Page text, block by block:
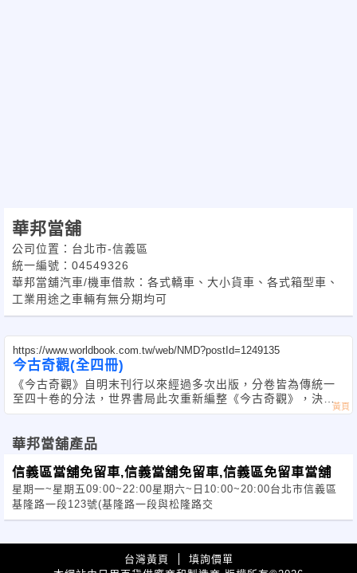
華邦當舖
公司位置：台北市-信義區
統一編號：04549326
華邦當舖汽車/機車借款：各式轎車、大小貨車、各式箱型車、
工業用途之車輛有無分期均可
https://www.worldbook.com.tw/web/NMD?postId=1249135
今古奇觀(全四冊)
《今古奇觀》自明末刊行以來經過多次出版，分卷皆為傳統一
至四十卷的分法，世界書局此次重新編整《今古奇觀》，決定
突破傳統分卷
華邦當舖產品
信義區當舖免留車,信義當舖免留車,信義區免留車當舖
星期一~星期五09:00~22:00星期六~日10:00~20:00台北市信義區
基隆路一段123號(基隆路一段與松隆路交
台灣黃頁
填詢價單